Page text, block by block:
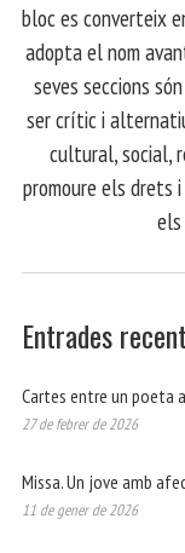
bloc es converteix
adopta el nom
seves seccions
ser crític i
cultural, social,
promoure els
Entrades
Cartes entre un poeta
27 de febrer de 2026
Missa. Un jove amb
11 de gener de 2026